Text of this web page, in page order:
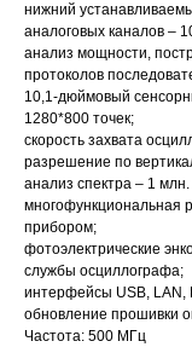
нижний
аналоговых каналов –
анализ мощности,
протоколов
10,1-дюймовый
1280*800 точек;
скорость захвата
разрешение по
анализ спектра – 1 млн.
многофункциональная
прибором;
фотоэлектрические
службы осциллографа;
интерфейсы USB, LAN,
обновление прошивки
Частота: 500 МГц